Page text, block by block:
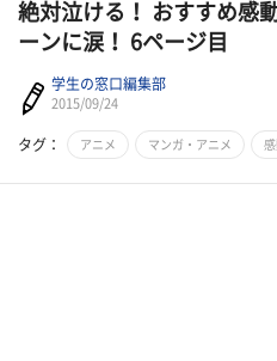
絶対泣ける！ おすすめ感
ーンに涙！ 6ページ目
学生の窓口編集部
2015/09/24
タグ： アニメ マンガ・アニメ